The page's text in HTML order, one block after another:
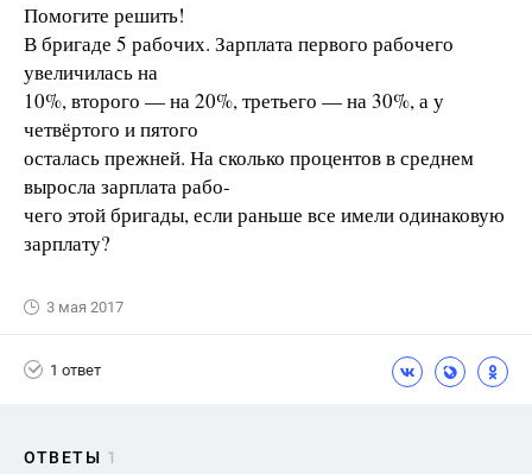
Помогите решить!
В бригаде 5 рабочих. Зарплата первого рабочего
увеличилась на
10%, второго — на 20%, третьего — на 30%, а у
четвёртого и пятого
осталась прежней. На сколько процентов в среднем
выросла зарплата рабо-
чего этой бригады, если раньше все имели одинаковую
зарплату?
3 мая 2017
1 ответ
ОТВЕТЫ 1